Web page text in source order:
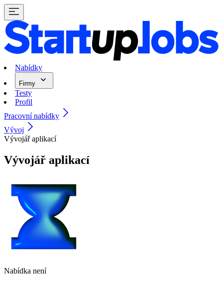
Nabídky
Firmy
Testy
Profil
Pracovní nabídky
Vývoj
Vývojář aplikací
Vývojář aplikací
Nabídka není